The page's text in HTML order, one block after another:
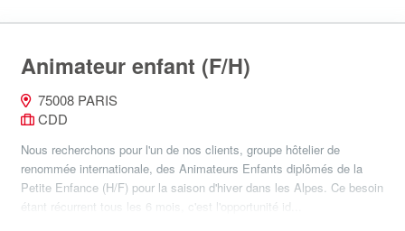
Animateur enfant (F/H)
75008 PARIS
CDD
Nous recherchons pour l'un de nos clients, groupe hôtelier de
renommée internationale, des Animateurs Enfants diplômés de la
Petite Enfance (H/F) pour la saison d'hiver dans les Alpes. Ce besoin
étant récurrent tous les 6 mois, c'est l'opportunité id...